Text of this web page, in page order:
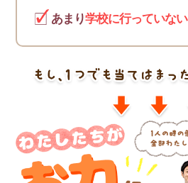
あまり学校に行っていない